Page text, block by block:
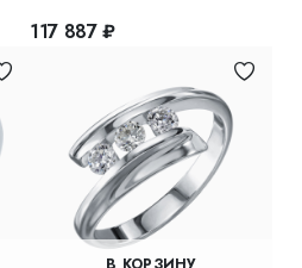
117 887 ₽